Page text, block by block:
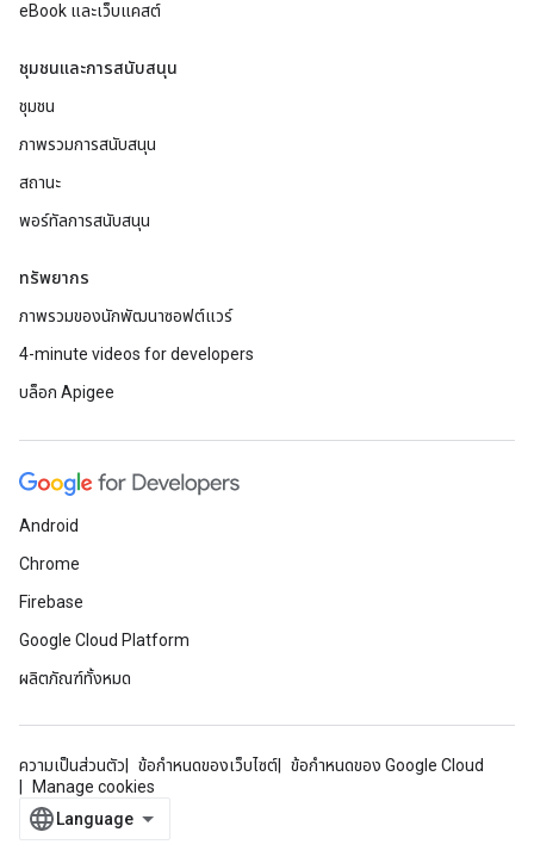
eBook และเว็บแคสต์
ชุมชนและการสนับสนุน
ชุมชน
ภาพรวมการสนับสนุน
สถานะ
พอร์ทัลการสนับสนุน
ทรัพยากร
ภาพรวมของนักพัฒนาซอฟต์แวร์
4-minute videos for developers
บล็อก Apigee
Android
Chrome
Firebase
Google Cloud Platform
ผลิตภัณฑ์ทั้งหมด
ความเป็นส่วนตัว ข้อกำหนดของเว็บไซต์
ข้อกำหนดของ Google Cloud
Manage cookies